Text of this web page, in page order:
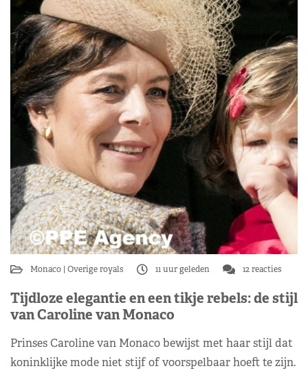
Monaco Overige royals 11 uur geleden 12 reacties
Tijdloze elegantie en een tikje rebels: de stijl
van Caroline van Monaco
Prinses Caroline van Monaco bewijst met haar stijl dat
koninklijke mode niet stijf of voorspelbaar hoeft te zijn.